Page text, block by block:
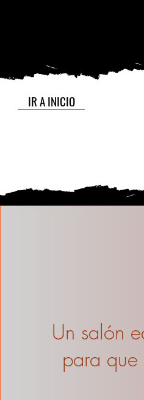
IR A INICIO
Un salón
para que